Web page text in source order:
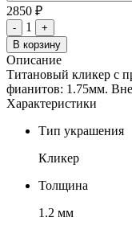
2850 ₽
- 1
+
В корзину
Описание
Титановый кликер с
фианитов: 1.75мм.
Характеристики
Тип украшения
Кликер
Толщина
1.2 мм